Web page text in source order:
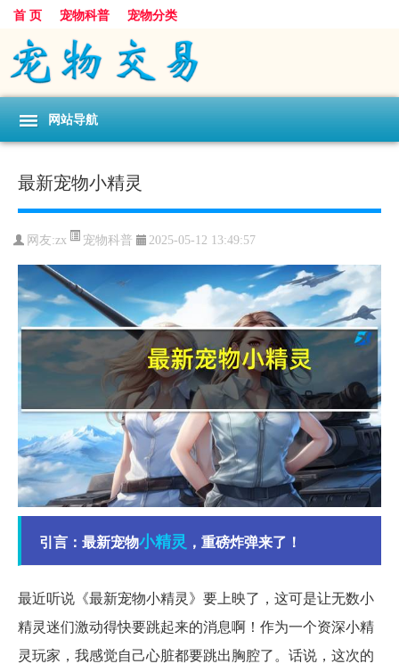
首 页 宠物科普 宠物分类
网站导航
最新宠物小精灵
网友:zx 宠物科普 2025-05-12 13:49:57
引言：最新宠物小精灵 ，重磅炸弹来了！
最近听说《最新宠物小精灵》要上映了，这可是让无数小
精灵迷们激动得快要跳起来的消息啊！作为一个资深小精
灵玩家，我感觉自己心脏都要跳出胸腔了。话说，这次的